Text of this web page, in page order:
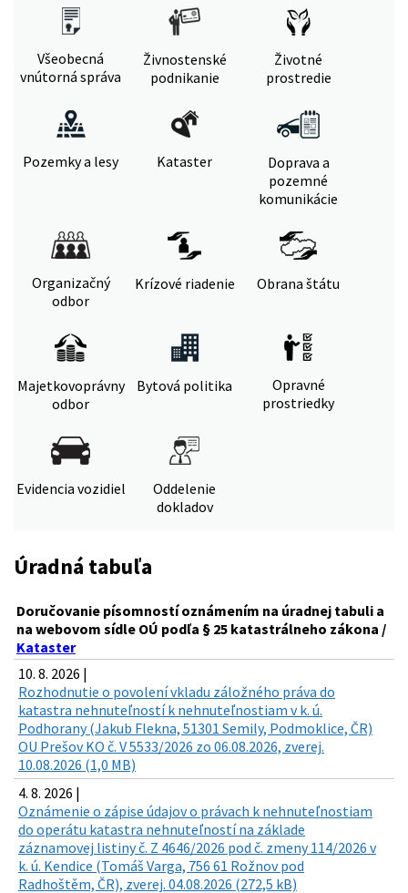
Všeobecná
vnútorná správa
Živnostenské
podnikanie
Životné
prostredie
Pozemky a lesy Kataster
Doprava a
pozemné
komunikácie
Organizačný
odbor
Krízové riadenie Obrana štátu
Majetkovoprávny
odbor
Bytová politika
Opravné
prostriedky
Evidencia vozidiel
Oddelenie
dokladov
Úradná tabuľa
Doručovanie písomností oznámením na úradnej tabuli a
na webovom sídle OÚ podľa § 25 katastrálneho zákona /
Kataster
10. 8. 2026 |
Rozhodnutie o povolení vkladu záložného práva do
katastra nehnuteľností k nehnuteľnostiam v k. ú.
Podhorany (Jakub Flekna, 51301 Semily, Podmoklice, ČR)
OU Prešov KO č. V 5533/2026 zo 06.08.2026, zverej.
10.08.2026 (1,0 MB)
4. 8. 2026 |
Oznámenie o zápise údajov o právach k nehnuteľnostiam
do operátu katastra nehnuteľností na základe
záznamovej listiny č. Z 4646/2026 pod č. zmeny 114/2026 v
k. ú. Kendice (Tomáš Varga, 756 61 Rožnov pod
Radhoštěm, ČR), zverej. 04.08.2026 (272,5 kB)